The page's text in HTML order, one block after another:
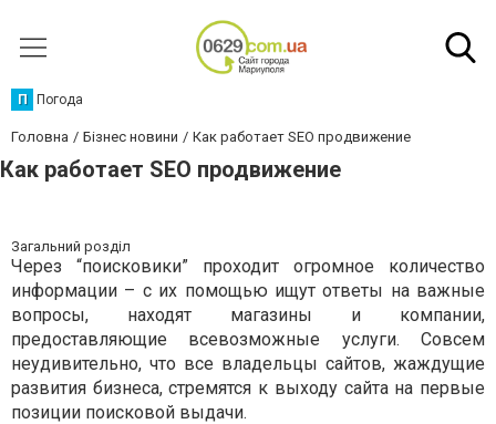
П Погода
Головна Бізнес новини Как работает SEO продвижение
Как работает SEO продвижение
Загальний розділ
Через “поисковики” проходит огромное количество
информации – с их помощью ищут ответы на важные
вопросы, находят магазины и компании,
предоставляющие всевозможные услуги. Совсем
неудивительно, что все владельцы сайтов, жаждущие
развития бизнеса, стремятся к выходу сайта на первые
позиции поисковой выдачи.